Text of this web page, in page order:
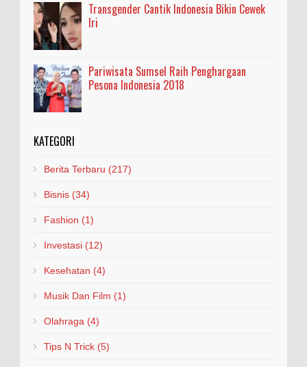
Transgender Cantik Indonesia Bikin Cewek
Iri
Pariwisata Sumsel Raih Penghargaan
Pesona Indonesia 2018
KATEGORI
Berita Terbaru (217)
Bisnis (34)
Fashion (1)
Investasi (12)
Kesehatan (4)
Musik Dan Film (1)
Olahraga (4)
Tips N Trick (5)